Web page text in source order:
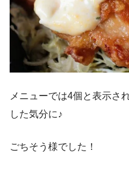
メニューでは4個と表示さ
した気分に♪
ごちそう様でした！